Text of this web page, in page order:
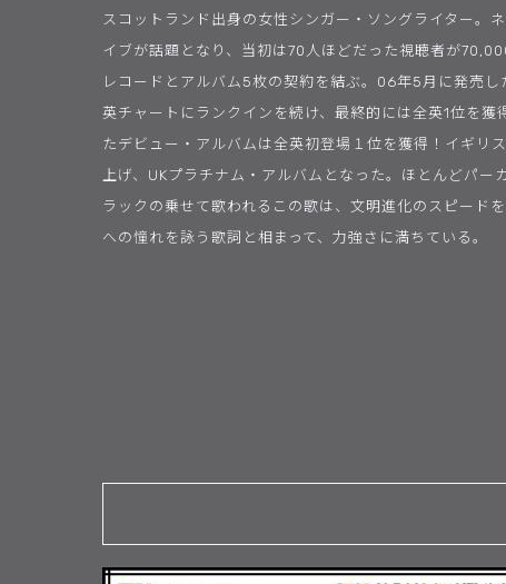
スコットランド出身の女性シンガー・ソングライター。
イブが話題となり、当初は70人ほどだった視聴者が
レコードとアルバム5枚の契約を結ぶ。06年5月に発売
英チャートにランクインを続け、最終的には全英1位を獲
たデビュー・アルバムは全英初登場１位を獲得！イギリ
上げ、UKプラチナム・アルバムとなった。ほとんどパー
ラックの乗せて歌われるこの歌は、文明進化のスピード
への憧れを詠う歌詞と相まって、力強さに満ちている。